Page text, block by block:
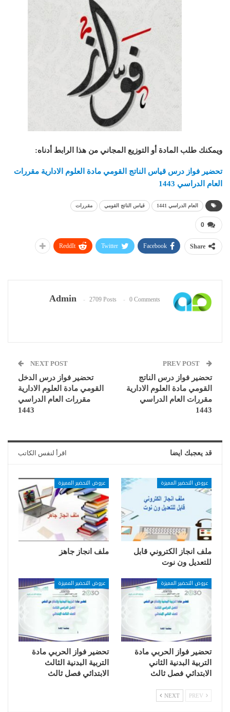
ويمكنك طلب المادة أو التوزيع المجاني من هذا الرابط أدناه:
تحضير فواز درس قياس الناتج القومي مادة العلوم الادارية مقررات
العام الدراسي 1443
العام الدراسي 1441 قياس الناتج القومي مقررات
0
Share
Facebook
Twitter
ReddIt
Admin 2709 Posts 0 Comments
تحضير فواز درس الناتج
القومي مادة العلوم الادارية
مقررات العام الدراسي
1443
NEXT POST
تحضير فواز درس الدخل
القومي مادة العلوم الادارية
مقررات العام الدراسي
1443
قد يعجبك ايضا اقرأ لنفس الكاتب
عروض التحضير المميزة
ملف انجاز الكتروني قابل
للتعديل ون نوت
عروض التحضير المميزة
ملف انجاز جاهز
عروض التحضير المميزة
تحضير فواز الحربي مادة
التربية البدنية الثاني
الابتدائي فصل ثالث
عروض التحضير المميزة
تحضير فواز الحربي مادة
التربية البدنية الثالث
الابتدائي فصل ثالث
NEXT